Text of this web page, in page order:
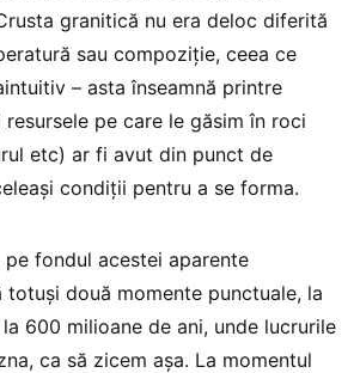
granitică nu era deloc diferită
sau compoziție, ceea ce
– asta înseamnă printre
pe care le găsim în roci
etc) ar fi avut din punct de
condiții pentru a se forma.
pe fondul acestei aparente
totuși două momente punctuale, la
600 milioane de ani, unde lucrurile
ca să zicem așa. La momentul